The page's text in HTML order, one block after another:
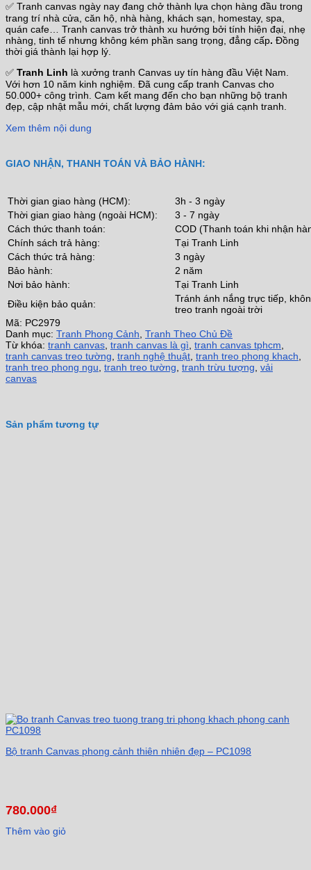
✅ Tranh canvas ngày nay đang chở thành lựa chọn hàng đầu trong
trang trí nhà cửa, căn hộ, nhà hàng, khách sạn, homestay, spa,
quán cafe… Tranh canvas trở thành xu hướng bởi tính hiện đại, nhẹ
nhàng, tinh tế nhưng không kém phần sang trọng, đẳng cấp. Đồng
thời giá thành lại hợp lý.
✅ Tranh Linh là xưởng tranh Canvas uy tín hàng đầu Việt Nam.
Với hơn 10 năm kinh nghiệm. Đã cung cấp tranh Canvas cho
50.000+ công trình. Cam kết mang đến cho bạn những bộ tranh
đẹp, cập nhật mẫu mới, chất lượng đảm bảo với giá cạnh tranh.
Xem thêm nội dung
GIAO NHẬN, THANH TOÁN VÀ BẢO HÀNH:
Thời gian giao hàng (HCM):
3h - 3 ngày
Thời gian giao hàng (ngoài HCM):
3 - 7 ngày
Cách thức thanh toán:
COD (Thanh toán khi nhận
Chính sách trả hàng:
Tại Tranh Linh
Cách thức trả hàng:
3 ngày
Bảo hành:
2 năm
Nơi bảo hành:
Tại Tranh Linh
Điều kiện bảo quản:
Tránh ánh nắng trực tiếp,
treo tranh ngoài trời
Mã: PC2979
Danh mục: Tranh Phong Cảnh Tranh Theo Chủ Đề
Từ khóa: tranh canvas tranh canvas là gì tranh canvas tphcm
tranh canvas treo tường tranh nghệ thuật tranh treo phong khach
tranh treo phong ngu tranh treo tường tranh trừu tượng vải
canvas
Sản phẩm tương tự
Bộ tranh Canvas phong cảnh thiên nhiên đẹp – PC1098
780.000₫
Thêm vào giỏ